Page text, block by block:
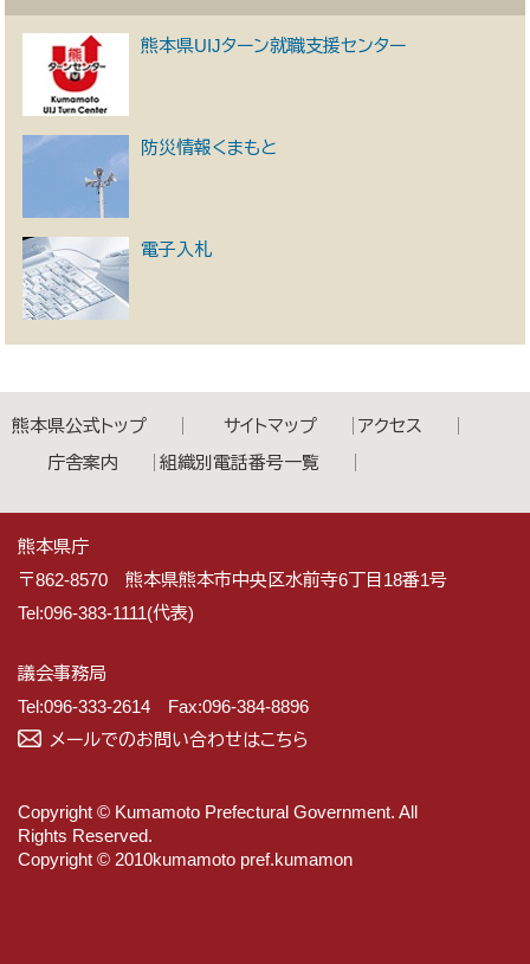
熊本県UIJターン就職支援センター
防災情報くまもと
電子入札
熊本県公式トップ サイトマップ
アクセス
庁舎案内
組織別電話番号一覧
熊本県庁
〒862-8570 熊本県熊本市中央区水前寺6丁目18番1号
Tel:096-383-1111(代表)
議会事務局
Tel:096-333-2614 Fax:096-384-8896
メールでのお問い合わせはこちら
Copyright © Kumamoto Prefectural Government. All
Rights Reserved.
Copyright © 2010kumamoto pref.kumamon